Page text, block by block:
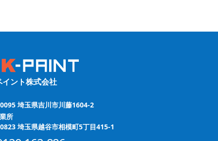
イント株式会社
埼玉県吉川市川藤1604-2
所
埼玉県越谷市相模町5丁目415-1